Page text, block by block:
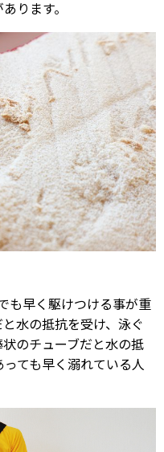
ります。
も早く駆けつける事が重
水の抵抗を受け、泳ぐ
のチューブだと水の抵
ても早く溺れている人